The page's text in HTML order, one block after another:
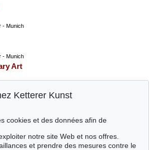
- Munich
- Munich
Art
par ce(s) secteur(s)?
Ketterer Kunst
cookies et des données afin de
notre site Web et nos offres.
et prendre des mesures contre le